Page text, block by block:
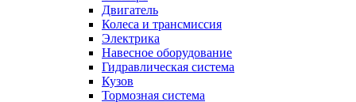
Двигатель
Колеса и трансмиссия
Электрика
Навесное оборудование
Гидравлическая система
Кузов
Тормозная система